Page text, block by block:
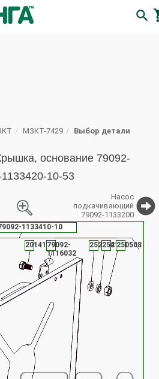

МЗКТ-7429 Выбор детали
основание 79092-
10-53
%
Насос
подкачивающий
79092-1133200
1133410-10
20141879092-
1116032
252004252134250508